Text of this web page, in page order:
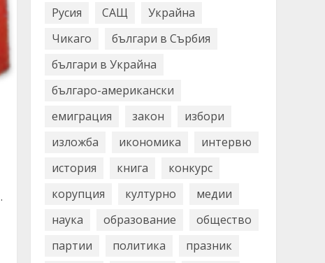
.
Русия
САЩ
Украйна
Чикаго
българи в Сърбия
българи в Украйна
българо-американски
емиграция
закон
избори
изложба
икономика
интервю
история
книга
конкурс
корупция
културно
медии
наука
образование
общество
партии
политика
празник